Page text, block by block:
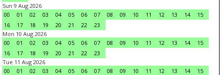
Sun 9 Aug 2026
00
01 02 03 04 05 06 07 08 09 10 11 12 13 14
15
16
17 18 19 20 21 22
23
Mon 10 Aug 2026
00
01 02 03 04 05 06 07 08 09 10 11 12 13 14
15
16
17 18 19 20 21 22
23
Tue 11 Aug 2026
00
01 02 03 04 05 06 07 08 09 10 11 12 13 14
15